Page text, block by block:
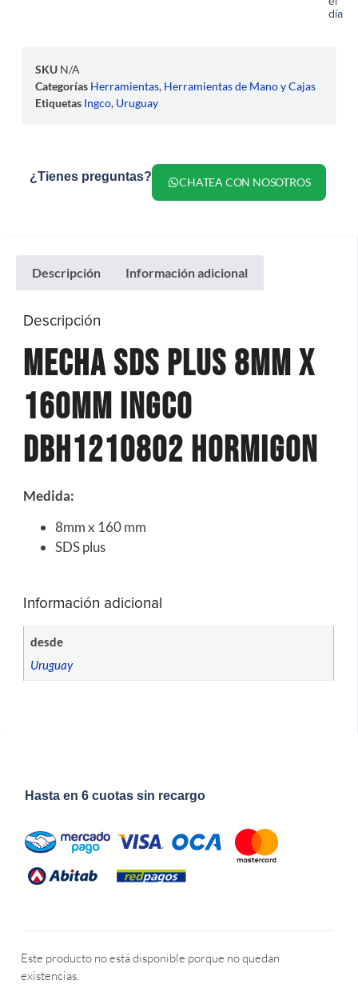
día
SKU N/A
Categorías Herramientas, Herramientas de Mano y Cajas
Etiquetas Ingco, Uruguay
¿Tienes preguntas? CHATEA CON NOSOTROS
Descripción Información adicional
Descripción
Mecha SDS Plus 8MM X
160MM Ingco
DBH1210802 Hormigon
Medida:
8mm x 160 mm
SDS plus
Información adicional
desde
Uruguay
Hasta en 6 cuotas sin recargo
Este producto no está disponible porque no quedan
existencias.